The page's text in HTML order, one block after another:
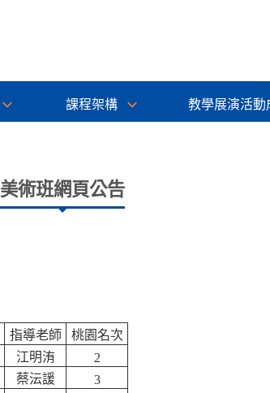
課程架構 教學展演活動
美術班網頁公告
指導老師
桃園名次
江明洧
2
蔡沄諼
3